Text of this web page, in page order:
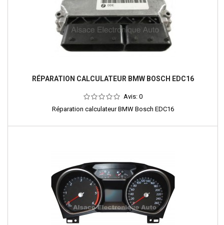
RÉPARATION CALCULATEUR BMW BOSCH EDC16
Avis: 0
Réparation calculateur BMW Bosch EDC16